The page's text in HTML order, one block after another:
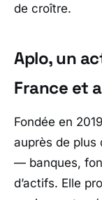
de croître.
Aplo, un
France et
Fondée en
auprès de plus
— banques,
d’actifs. Elle